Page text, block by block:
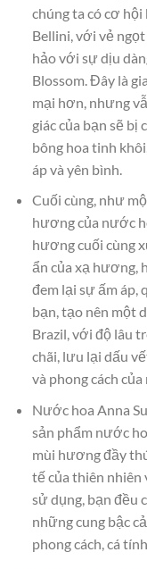
chúng ta có cơ
Bellini, với vẻ
hảo với sự dịu
Blossom. Đây là
mại hơn, nhưng
giác của bạn sẽ
bông hoa tinh
áp và yên bình.
Cuối cùng, như
hương của nước
hương cuối cùng
ẩn của xạ hương,
đem lại sự ấm áp,
bạn, tạo nên một
Brazil, với độ lâu
chãi, lưu lại dấu
và phong cách
Nước hoa Anna
sản phẩm nước
mùi hương đầy
tế của thiên nhiên
sử dụng, bạn đều
những cung bậc
phong cách, cá